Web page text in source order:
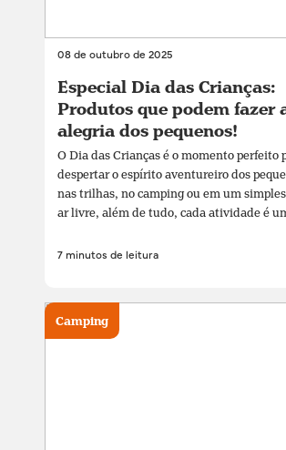
08 de outubro de 2025
Especial Dia das Crianças:
Produtos que podem fazer
alegria dos pequenos!
O Dia das Crianças é o momento perfeito
despertar o espírito aventureiro dos
nas trilhas, no camping ou em um
ar livre, além de tudo, cada atividade é
7 minutos de leitura
Camping